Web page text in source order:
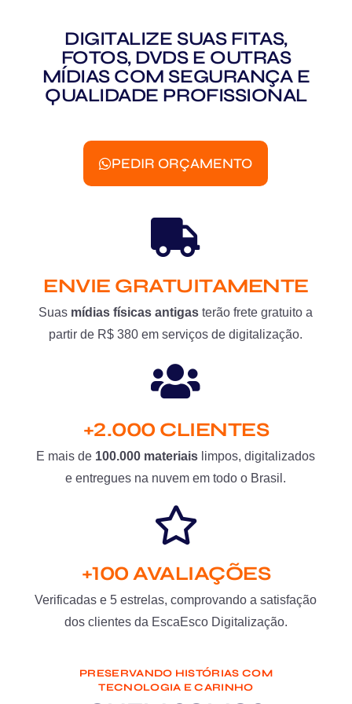
DIGITALIZE SUAS FITAS,
FOTOS, DVDS E OUTRAS
MÍDIAS COM SEGURANÇA E
QUALIDADE PROFISSIONAL
PEDIR ORÇAMENTO
ENVIE GRATUITAMENTE
Suas mídias físicas antigas terão frete gratuito a
partir de R$ 380 em serviços de digitalização.
+2.000 CLIENTES
E mais de 100.000 materiais limpos, digitalizados
e entregues na nuvem em todo o Brasil.
+100 AVALIAÇÕES
Verificadas e 5 estrelas, comprovando a satisfação
dos clientes da EscaEsco Digitalização.
PRESERVANDO HISTÓRIAS COM
TECNOLOGIA E CARINHO